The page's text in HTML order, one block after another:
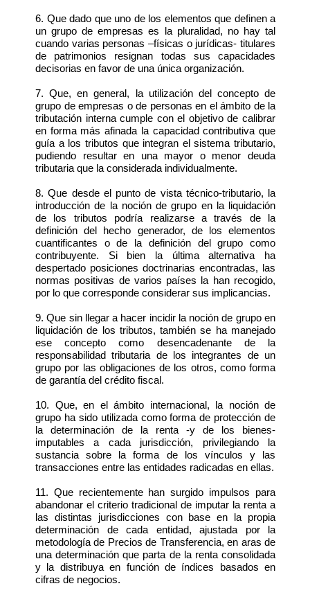
6. Que dado que uno de los elementos que definen a
un grupo de empresas es la pluralidad, no hay tal
cuando varias personas –físicas o jurídicas- titulares
de patrimonios resignan todas sus capacidades
decisorias en favor de una única organización.
7. Que, en general, la utilización del concepto de
grupo de empresas o de personas en el ámbito de la
tributación interna cumple con el objetivo de calibrar
en forma más afinada la capacidad contributiva que
guía a los tributos que integran el sistema tributario,
pudiendo resultar en una mayor o menor deuda
tributaria que la considerada individualmente.
8. Que desde el punto de vista técnico-tributario, la
introducción de la noción de grupo en la liquidación
de los tributos podría realizarse a través de la
definición del hecho generador, de los elementos
cuantificantes o de la definición del grupo como
contribuyente. Si bien la última alternativa ha
despertado posiciones doctrinarias encontradas, las
normas positivas de varios países la han recogido,
por lo que corresponde considerar sus implicancias.
9. Que sin llegar a hacer incidir la noción de grupo en
liquidación de los tributos, también se ha manejado
ese concepto como desencadenante de la
responsabilidad tributaria de los integrantes de un
grupo por las obligaciones de los otros, como forma
de garantía del crédito fiscal.
10. Que, en el ámbito internacional, la noción de
grupo ha sido utilizada como forma de protección de
la determinación de la renta -y de los bienes-
imputables a cada jurisdicción, privilegiando la
sustancia sobre la forma de los vínculos y las
transacciones entre las entidades radicadas en ellas.
11. Que recientemente han surgido impulsos para
abandonar el criterio tradicional de imputar la renta a
las distintas jurisdicciones con base en la propia
determinación de cada entidad, ajustada por la
metodología de Precios de Transferencia, en aras de
una determinación que parta de la renta consolidada
y la distribuya en función de índices basados en
cifras de negocios.